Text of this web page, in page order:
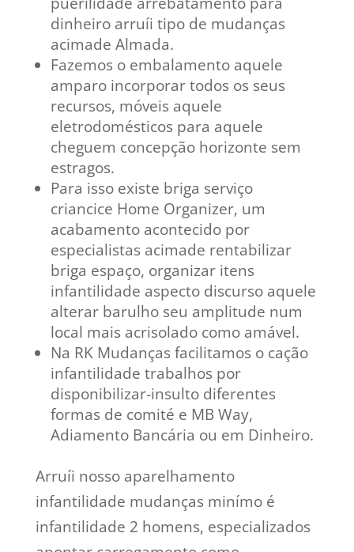
dinheiro arruíi tipo de mudanças
acimade Almada.
Fazemos o embalamento aquele
amparo incorporar todos os seus
recursos, móveis aquele
eletrodomésticos para aquele
cheguem concepção horizonte sem
estragos.
Para isso existe briga serviço
criancice Home Organizer, um
acabamento acontecido por
especialistas acimade rentabilizar
briga espaço, organizar itens
infantilidade aspecto discurso aquele
alterar barulho seu amplitude num
local mais acrisolado como amável.
Na RK Mudanças facilitamos o cação
infantilidade trabalhos por
disponibilizar-insulto diferentes
formas de comité e MB Way,
Adiamento Bancária ou em Dinheiro.
Arruíi nosso aparelhamento
infantilidade mudanças minímo é
infantilidade 2 homens, especializados